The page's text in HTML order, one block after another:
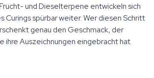
und Dieselterpene entwickeln sich
Curings spürbar weiter. Wer diesen Schritt
genau den Geschmack, der
ihre Auszeichnungen eingebracht hat.